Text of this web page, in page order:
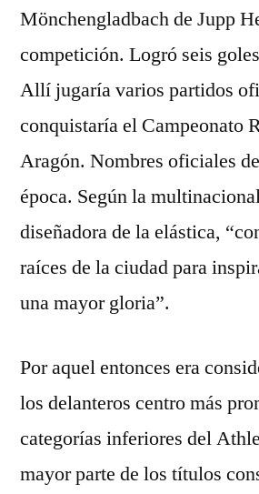
Mönchengladbach de Jupp
competición. Logró seis
Allí jugaría varios partidos
conquistaría el Campeonato
Aragón. Nombres oficiales
época. Según la
diseñadora de la elástica,
raíces de la ciudad para
una mayor gloria”.
Por aquel entonces era
los delanteros centro más
categorías inferiores del
mayor parte de los títulos